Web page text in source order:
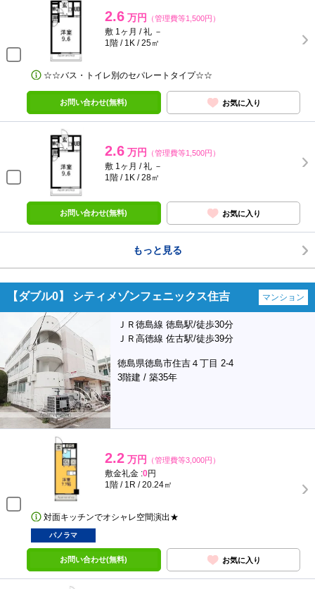
2.6 万円 （管理費等1,500円）
敷 1ヶ月 / 礼 －
1階 / 1K / 25㎡
☆☆バス・トイレ別のセパレートタイプ☆☆
お問い合わせ(無料) お気に入り
2.6 万円 （管理費等1,500円）
敷 1ヶ月 / 礼 －
1階 / 1K / 28㎡
お問い合わせ(無料) お気に入り
もっと見る
【ダブル0】 シティメゾンフェニックス住吉 マンション
ＪＲ徳島線 徳島駅/徒歩30分
ＪＲ高徳線 佐古駅/徒歩39分
徳島県徳島市住吉４丁目 2-4
3階建 / 築35年
2.2 万円 （管理費等3,000円）
敷金礼金 :0円
1階 / 1R / 20.24㎡
対面キッチンでオシャレ空間演出★
パノラマ
お問い合わせ(無料) お気に入り